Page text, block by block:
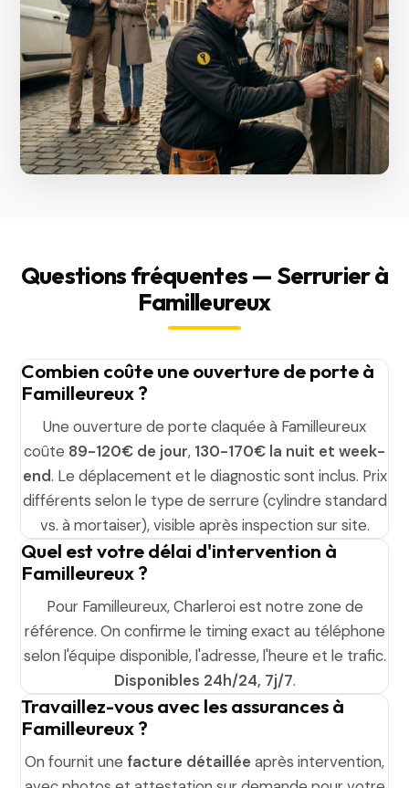
Questions fréquentes — Serrurier à
Familleureux
Combien coûte une ouverture de porte à
Familleureux ?
Une ouverture de porte claquée à Familleureux
coûte 89-120€ de jour, 130-170€ la nuit et week-
end. Le déplacement et le diagnostic sont inclus. Prix
différents selon le type de serrure (cylindre standard
vs. à mortaiser), visible après inspection sur site.
Quel est votre délai d'intervention à
Familleureux ?
Pour Familleureux, Charleroi est notre zone de
référence. On confirme le timing exact au téléphone
selon l'équipe disponible, l'adresse, l'heure et le trafic.
Disponibles 24h/24, 7j/7.
Travaillez-vous avec les assurances à
Familleureux ?
On fournit une facture détaillée après intervention,